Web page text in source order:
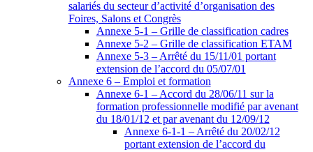
salariés du secteur d’activité d’organisation des
Foires, Salons et Congrès
Annexe 5-1 – Grille de classification cadres
Annexe 5-2 – Grille de classification ETAM
Annexe 5-3 – Arrêté du 15/11/01 portant
extension de l’accord du 05/07/01
Annexe 6 – Emploi et formation
Annexe 6-1 – Accord du 28/06/11 sur la
formation professionnelle modifié par avenant
du 18/01/12 et par avenant du 12/09/12
Annexe 6-1-1 – Arrêté du 20/02/12
portant extension de l’accord du